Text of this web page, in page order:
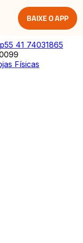
BAIXE O APP
55 41 74031865
Físicas